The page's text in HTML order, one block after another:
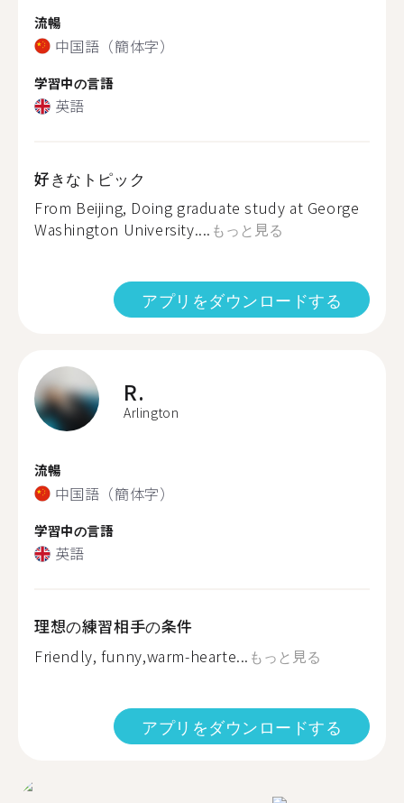
流暢
中国語（簡体字）
学習中の言語
英語
好きなトピック
From Beijing, Doing graduate study at George
Washington University.... もっと見る
アプリをダウンロードする
R.
Arlington
流暢
中国語（簡体字）
学習中の言語
英語
理想の練習相手の条件
Friendly, funny,warm-hearte... もっと見る
アプリをダウンロードする